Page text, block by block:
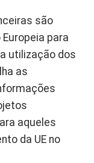
são
para
utilização dos
as
aqueles
da UE no